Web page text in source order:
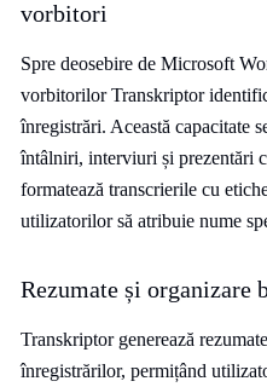
vorbitori
Spre deosebire de Microsoft
vorbitorilor Transkriptor
înregistrări. Această capacitate
întâlniri, interviuri și prezentări
formatează transcrierile cu
utilizatorilor să atribuie nume
Rezumate și organizare
Transkriptor generează
înregistrărilor, permițând